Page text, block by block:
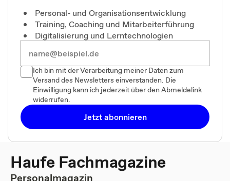
Personal- und Organisationsentwicklung
Training, Coaching und Mitarbeiterführung
Digitalisierung und Lerntechnologien
Ich bin mit der Verarbeitung meiner Daten zum
Versand des Newsletters einverstanden. Die
Einwilligung kann ich jederzeit über den Abmeldelink
widerrufen.
Jetzt abonnieren
Haufe Fachmagazine
Personalmagazin